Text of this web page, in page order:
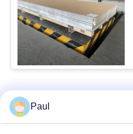
Λαϊκή κατηγορία
Paul